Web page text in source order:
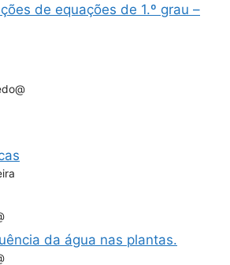
de equações de 1.º grau –
da água nas plantas.